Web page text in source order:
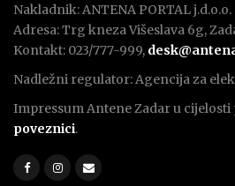
Nakladnik: ANTENA PORTAL j.d.o.o.
Adresa: Trg kneza Višeslava 6g,
Kontakt: 023/777-999,
Nadležni regulator: Agencija za
Impressum Antene Zadar u cijelosti
poveznici.